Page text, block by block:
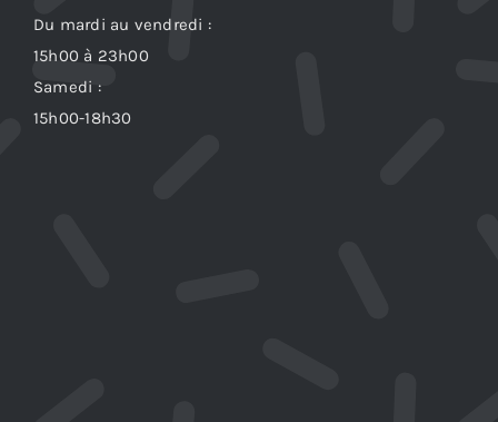
Du mardi au vendredi :
15h00 à 23h00
Samedi :
15h00-18h30